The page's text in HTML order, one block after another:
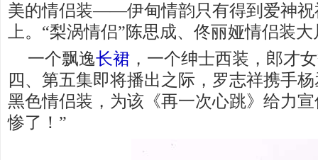
美的情侣装——伊甸情韵只有得到爱神祝
上。“梨涡情侣”陈思成、佟丽娅情侣装
一个飘逸长裙 ，一个绅士西装，郎才
四、第五集即将播出之际，罗志祥携手
黑色情侣装，为该《再一次心跳》给力
惨了！”